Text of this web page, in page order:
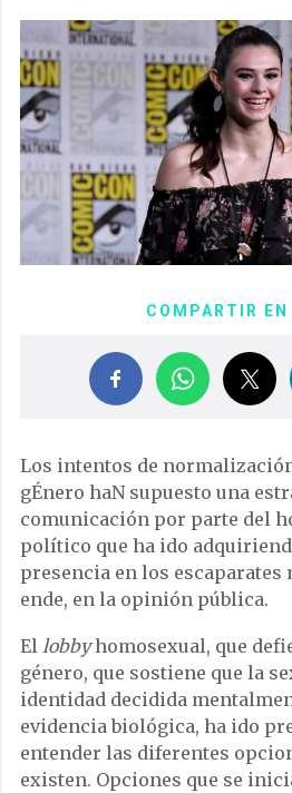
COMPARTIR EN
Los intentos de
gÉnero haN supuesto una
comunicación por parte del
político que ha ido
presencia en los escaparates
ende, en la opinión pública.
El lobbyhomosexual, que
género, que sostiene que la
identidad decidida
evidencia biológica, ha ido
entender las diferentes
existen. Opciones que se